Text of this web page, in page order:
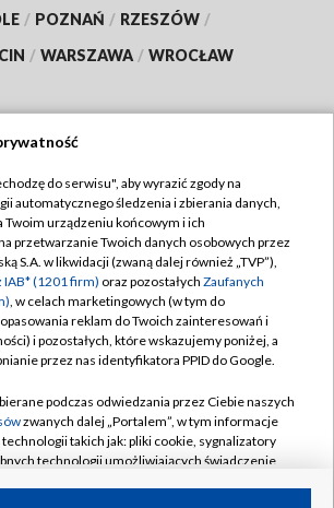
/ POZNAŃ / RZESZÓW /
/ WARSZAWA / WROCŁAW
TVP
TVP
Cyfrowa
Regulamin TVP
Polityka prywatności
Moje zgody
Pomoc
Kontakt
Kanały
do serwisu", aby wyrazić zgody na
automatycznego śledzenia i zbierania danych,
Twoim urządzeniu końcowym i ich
przetwarzanie Twoich danych osobowych przez
S.A. w likwidacji (zwaną dalej również „TVP”),
IAB* (1201 firm) oraz pozostałych Zaufanych
, w celach marketingowych (w tym do
reklam do Twoich zainteresowań i
i pozostałych, które wskazujemy poniżej, a
przez nas identyfikatora PPID do Google.
podczas odwiedzania przez Ciebie naszych
zwanych dalej „Portalem”, w tym informacje
takich jak: pliki cookie, sygnalizatory
technologii umożliwiających świadczenie